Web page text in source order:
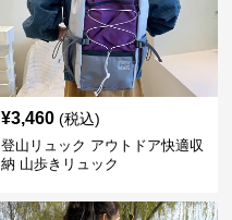
¥3,460 (税込)
登山リュック アウトドア快適収
納 山歩きリュック